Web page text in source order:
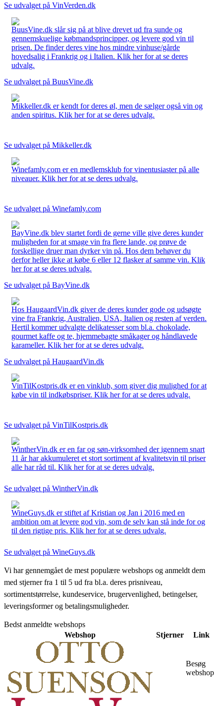
Se udvalget på VinVerden.dk
BuusVine.dk slår sig på at blive drevet ud fra sunde og
gennemskuelige købmandsprincipper, og levere god vin til
prisen. De finder deres vine hos mindre vinhuse/gårde
hovedsalig i Frankrig og i Italien. Klik her for at se deres
udvalg.
Se udvalget på BuusVine.dk
Mikkeller.dk er kendt for deres øl, men de sælger også vin og
anden spiritus. Klik her for at se deres udvalg.
Se udvalget på Mikkeller.dk
Winefamly.com er en medlemsklub for vinentusiaster på alle
niveauer. Klik her for at se deres udvalg.
Se udvalget på Winefamly.com
BayVine.dk blev startet fordi de gerne ville give deres kunder
muligheden for at smage vin fra flere lande, og prøve de
forskellige druer man dyrker vin på. Hos dem behøver du
derfor heller ikke at købe 6 eller 12 flasker af samme vin. Klik
her for at se deres udvalg.
Se udvalget på BayVine.dk
Hos HaugaardVin.dk giver de deres kunder gode og udsøgte
vine fra Frankrig, Australien, USA, Italien og resten af verden.
Hertil kommer udvalgte delikatesser som bl.a. chokolade,
gourmet kaffe og te, hjemmebagte småkager og håndlavede
karameller. Klik her for at se deres udvalg.
Se udvalget på HaugaardVin.dk
VinTilKostpris.dk er en vinklub, som giver dig mulighed for at
købe vin til indkøbspriser. Klik her for at se deres udvalg.
Se udvalget på VinTilKostpris.dk
WintherVin.dk er en far og søn-virksomhed der igennem snart
11 år har akkumuleret et stort sortiment af kvalitetsvin til priser
alle har råd til. Klik her for at se deres udvalg.
Se udvalget på WintherVin.dk
WineGuys.dk er stiftet af Kristian og Jan i 2016 med en
ambition om at levere god vin, som de selv kan stå inde for og
til den rigtige pris. Klik her for at se deres udvalg.
Se udvalget på WineGuys.dk
Vi har gennemgået de mest populære webshops og anmeldt dem
med stjerner fra 1 til 5 ud fra bl.a. deres prisniveau,
sortimentstørrelse, kundeservice, brugervenlighed, betingelser,
leveringsformer og betalingsmuligheder.
Bedst anmeldte webshops
Webshop
Stjerner Link
Besøg
webshop